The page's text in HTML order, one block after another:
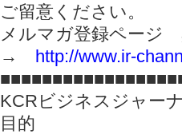
ご留意ください。
メルマガ登録ページ
→ http://www.ir-
KCRビジネスジャー
目的